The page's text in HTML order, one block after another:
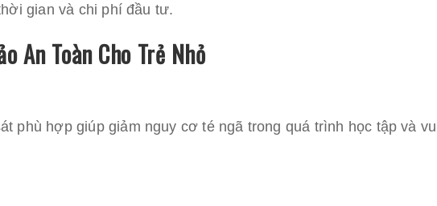
gian và chi phí đầu tư.
An Toàn Cho Trẻ Nhỏ
phù hợp giúp giảm nguy cơ té ngã trong quá trình học tập và